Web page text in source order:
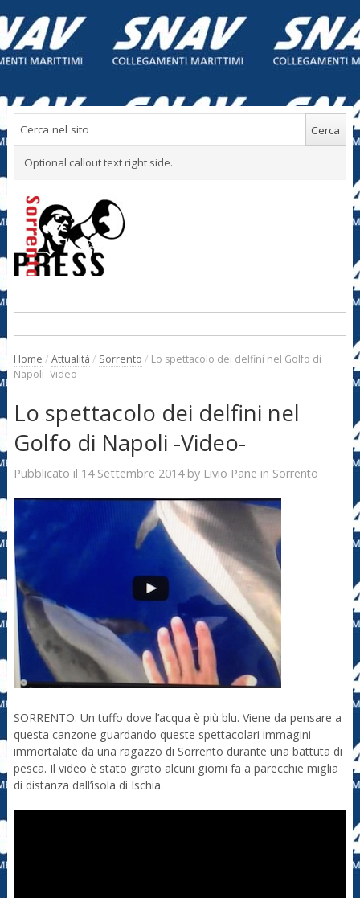
Optional callout text right side.
Home / Attualità / Sorrento / Lo spettacolo dei delfini nel Golfo di
Napoli -Video-
Lo spettacolo dei delfini nel
Golfo di Napoli -Video-
Pubblicato il 14 Settembre 2014by Livio Pane in Sorrento
SORRENTO. Un tuffo dove l’acqua è più blu. Viene da pensare a
questa canzone guardando queste spettacolari immagini
immortalate da una ragazzo di Sorrento durante una battuta di
pesca. Il video è stato girato alcuni giorni fa a parecchie miglia
di distanza dall’isola di Ischia.